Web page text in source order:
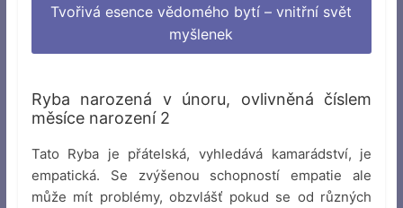
Tvořivá esence vědomého bytí – vnitřní svět
myšlenek
Ryba narozená v únoru, ovlivněná číslem
měsíce narození 2
Tato Ryba je přátelská, vyhledává kamarádství, je
empatická. Se zvýšenou schopností empatie ale
může mít problémy, obzvlášť pokud se od různých